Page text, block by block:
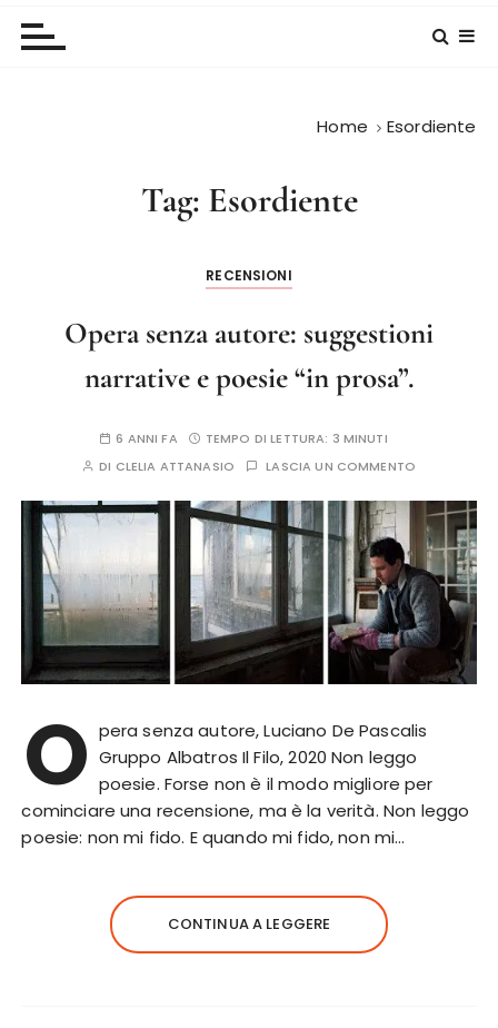
Home Esordiente
Tag: Esordiente
RECENSIONI
Opera senza autore: suggestioni
narrative e poesie “in prosa”.
6 ANNI FA TEMPO DI LETTURA: 3 MINUTI
DI CLELIA ATTANASIO LASCIA UN COMMENTO
O pera senza autore, Luciano De Pascalis
Gruppo Albatros Il Filo, 2020 Non leggo
poesie. Forse non è il modo migliore per
cominciare una recensione, ma è la verità. Non leggo
poesie: non mi fido. E quando mi fido, non mi…
CONTINUA A LEGGERE